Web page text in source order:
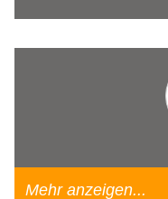
Mehr anzeigen...